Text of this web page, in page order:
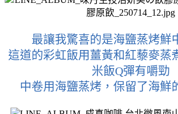
最讓我驚喜的是海鹽蒸烤鮮
這道的彩虹飯用薑黃和紅藜麥蒸
米飯Q彈有嚼勁
中卷用海鹽蒸烤，保留了海鮮